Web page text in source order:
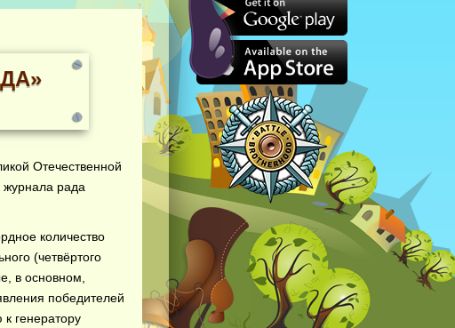
Отечественной
рада
количество
(четвёртого
в основном,
победителей
генератору